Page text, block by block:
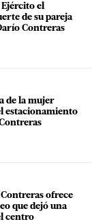
Ejército el
de su pareja
Contreras
de la mujer
estacionamiento
ofrece
que dejó una
centro